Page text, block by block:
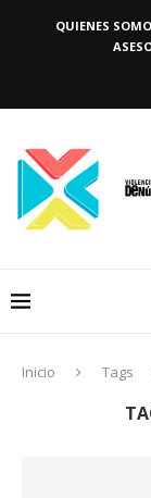
QUIENES
Inicio Tags